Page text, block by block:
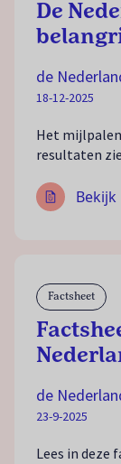
De
de
18-12-2025
Het
resultaten
Bekijk
Factsheet
de
23-9-2025
Lees in deze